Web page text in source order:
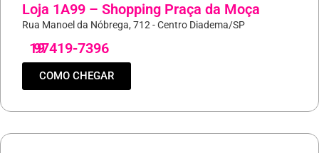
Loja 1A99 – Shopping Praça da Moça
Rua Manoel da Nóbrega, 712 - Centro Diadema/SP
19
97419-7396
COMO CHEGAR